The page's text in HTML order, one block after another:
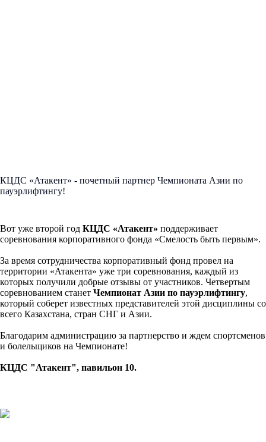
КЦДС «Атакент» - почетный партнер Чемпионата Азии по
пауэрлифтингу!
Вот уже второй год КЦДС «Атакент» поддерживает
соревнования корпоративного фонда «Смелость быть первым».
За время сотрудничества корпоративный фонд провел на
территории «Атакента» уже три соревнования, каждый из
которых получили добрые отзывы от участников. Четвертым
соревнованием станет Чемпионат Азии по пауэрлифтингу,
который соберет известных представителей этой дисциплины со
всего Казахстана, стран СНГ и Азии.
Благодарим администрацию за партнерство и ждем спортсменов
и болельщиков на Чемпионате!
КЦДС "Атакент", павильон 10.